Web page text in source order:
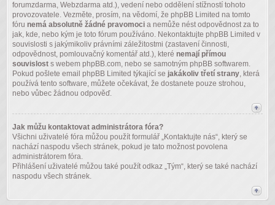
forumzdarma, Webzdarma atd.), vedení nebo oddělení stížností tohoto
provozovatele. Vezměte, prosím, na vědomí, že phpBB Limited na tomto
fóru nemá absolutně žádné pravomoci a nemůže nést odpovědnost za to
jak, kde, nebo kým je toto fórum používáno. Nekontaktujte phpBB Limited v
souvislosti s jakýmikoliv právními záležitostmi (zastavení činnosti,
odpovědnost, pomlouvačný komentář atd.), které nemají přímou
souvislost s webem phpBB.com, nebo se samotným phpBB softwarem.
Pokud pošlete email phpBB Limited týkající se jakákoliv třetí strany, která
používá tento software, můžete očekávat, že dostanete pouze strohou,
nebo vůbec žádnou odpověď.
Jak můžu kontaktovat administrátora fóra?
Všichni uživatelé fóra můžou použít formulář „Kontaktujte nás“, který se
nachází naspodu všech stránek, pokud je tato možnost povolena
administrátorem fóra.
Přihlášení uživatelé můžou také použít odkaz „Tým“, který se také nachází
naspodu všech stránek.